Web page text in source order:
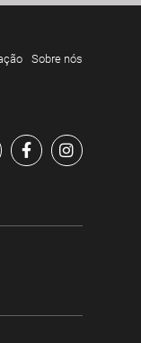
Sobre nós